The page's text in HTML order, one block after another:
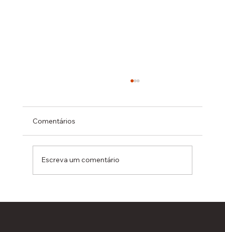
Comentários
Escreva um comentário